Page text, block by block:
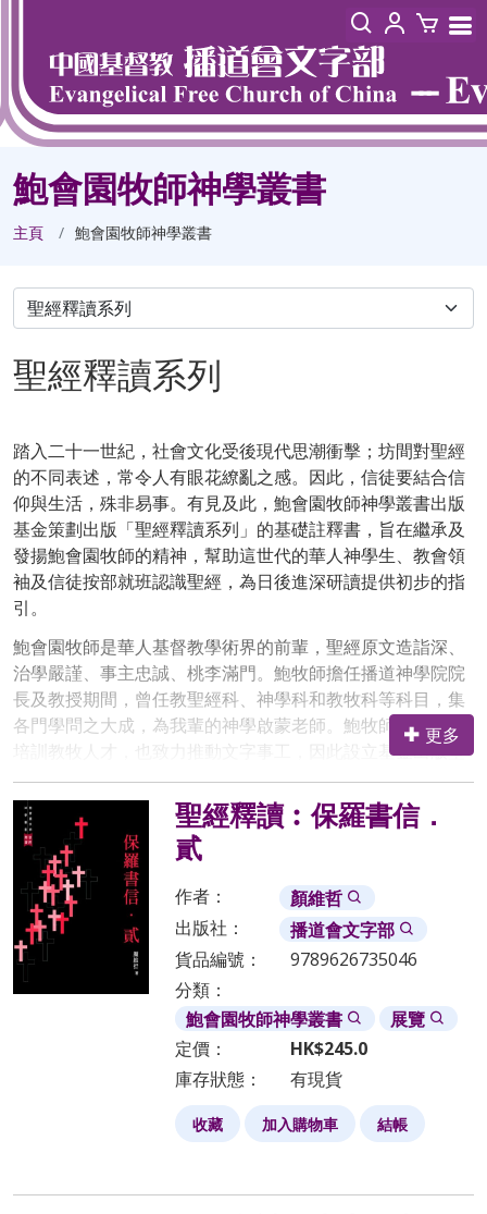
鮑會園牧師神學叢書
主頁 鮑會園牧師神學叢書
聖經釋讀系列
踏入二十一世紀，社會文化受後現代思潮衝擊；坊間對聖經
的不同表述，常令人有眼花繚亂之感。因此，信徒要結合信
仰與生活，殊非易事。有見及此，鮑會園牧師神學叢書出版
基金策劃出版「聖經釋讀系列」的基礎註釋書，旨在繼承及
發揚鮑會園牧師的精神，幫助這世代的華人神學生、教會領
袖及信徒按部就班認識聖經，為日後進深研讀提供初步的指
引。
鮑會園牧師是華人基督教學術界的前輩，聖經原文造詣深、
治學嚴謹、事主忠誠、桃李滿門。鮑牧師擔任播道神學院院
長及教授期間，曾任教聖經科、神學科和教牧科等科目，集
各門學問之大成，為我輩的神學啟蒙老師。鮑牧師不但悉心
培訓教牧人才，也致力推動文字事工，因此設立基金出版聖
經和神學類書籍，其中包括「聖經釋讀系列」。這系列具備
以下四方面的特色：
. 深入淺出，精簡易讀
聖經研究浩瀚無邊，詳盡的註釋書固然有其深度及價值，但
論點過於複雜精微，讀者較難掌握經卷的全貌，因此基礎註
釋書也有其重要性。本系列無論在內容或表達方面，都務求
深入淺出、精簡易讀，幫助讀者一氣呵成讀畢整卷書，並掌
握全貌，避免只見樹葉而不見森林之弊。
. 著重經文脈絡和重點
本系列有別於聖經導論：聖經導論集中探討經卷的背景、解
釋方法及重點，本系列則強調經文本身，著重經文的寫作原
更多
聖經釋讀︰保羅書信．
貳
作者：
顏維哲
出版社：
播道會文字部
貨品編號：
9789626735046
分類：
鮑會園牧師神學叢書
展覽
定價：
HK$245.0
庫存狀態：
有現貨
收藏 加入購物車 結帳